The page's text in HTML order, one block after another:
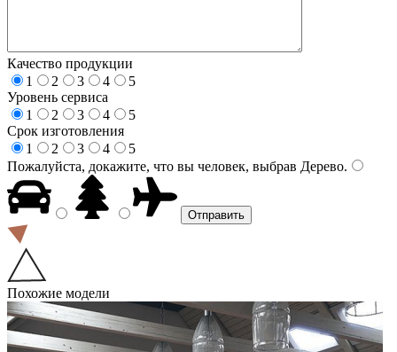
Качество продукции
1
2 3 4
5
Уровень сервиса
1
2 3 4
5
Срок изготовления
1
2 3 4
5
Пожалуйста, докажите, что вы человек, выбрав Дерево.
Похожие модели